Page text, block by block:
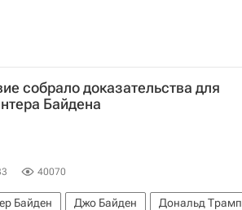
собрало доказательства для
Байдена
40070
Байден Джо Байден Дональд Трамп